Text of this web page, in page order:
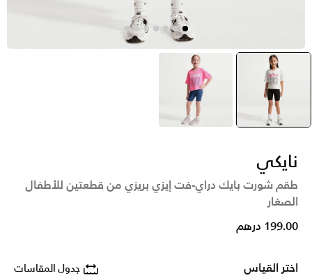
selected
أسود أزرق
نايكي
طقم شورت بايك دراي-فت إيزي بريزي من قطعتين للأطفال
الصغار
199.00 درهم
اختر القياس جدول المقاسات